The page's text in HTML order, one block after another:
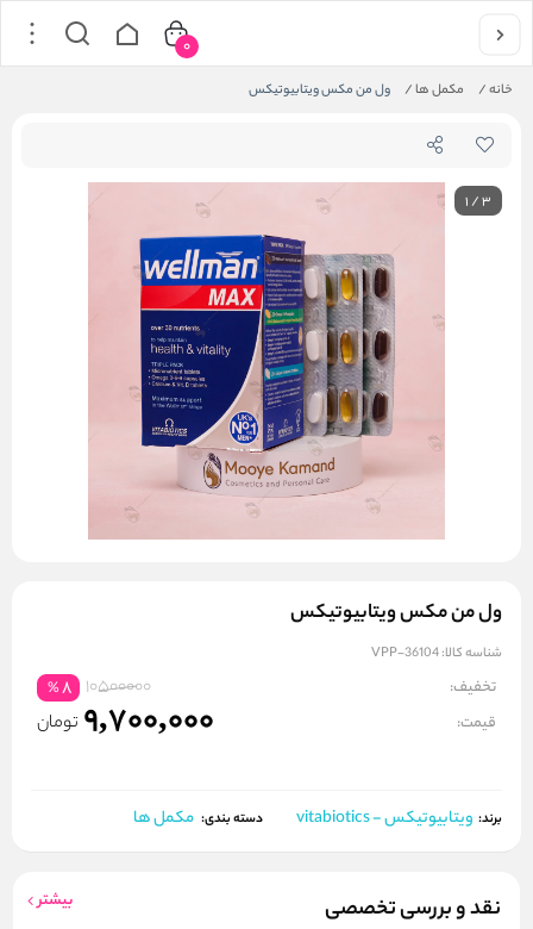
خانه/ مکمل ها/ ول من مکس ویتابیوتیکس
0
1/3
ول من مکس ویتابیوتیکس
شناسه کالا:VPP-36104
تخفیف: 10500000
8
%
قیمت: 9,700,000 تومان
برند: ویتابیوتیکس - vitabiotics دسته بندی: مکمل ها
نقد و بررسی تخصصی بیشتر